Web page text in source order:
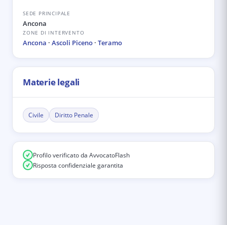
SEDE PRINCIPALE
Ancona
ZONE DI INTERVENTO
Ancona · Ascoli Piceno · Teramo
Materie legali
Civile Diritto Penale
Profilo verificato da AvvocatoFlash
Risposta confidenziale garantita